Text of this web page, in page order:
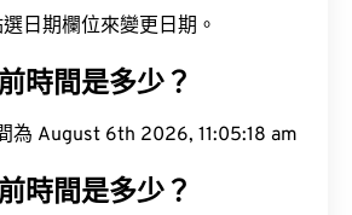
日期欄位來變更日期。
時間是多少？
為 August 6th 2026, 11:05:19 am
時間是多少？